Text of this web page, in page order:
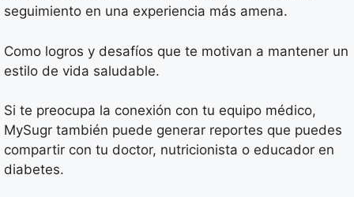
seguimiento en una experiencia más amena.
Como logros y desafíos que te motivan a mantener un
estilo de vida saludable.
Si te preocupa la conexión con tu equipo médico,
MySugr también puede generar reportes que puedes
compartir con tu doctor, nutricionista o educador en
diabetes.